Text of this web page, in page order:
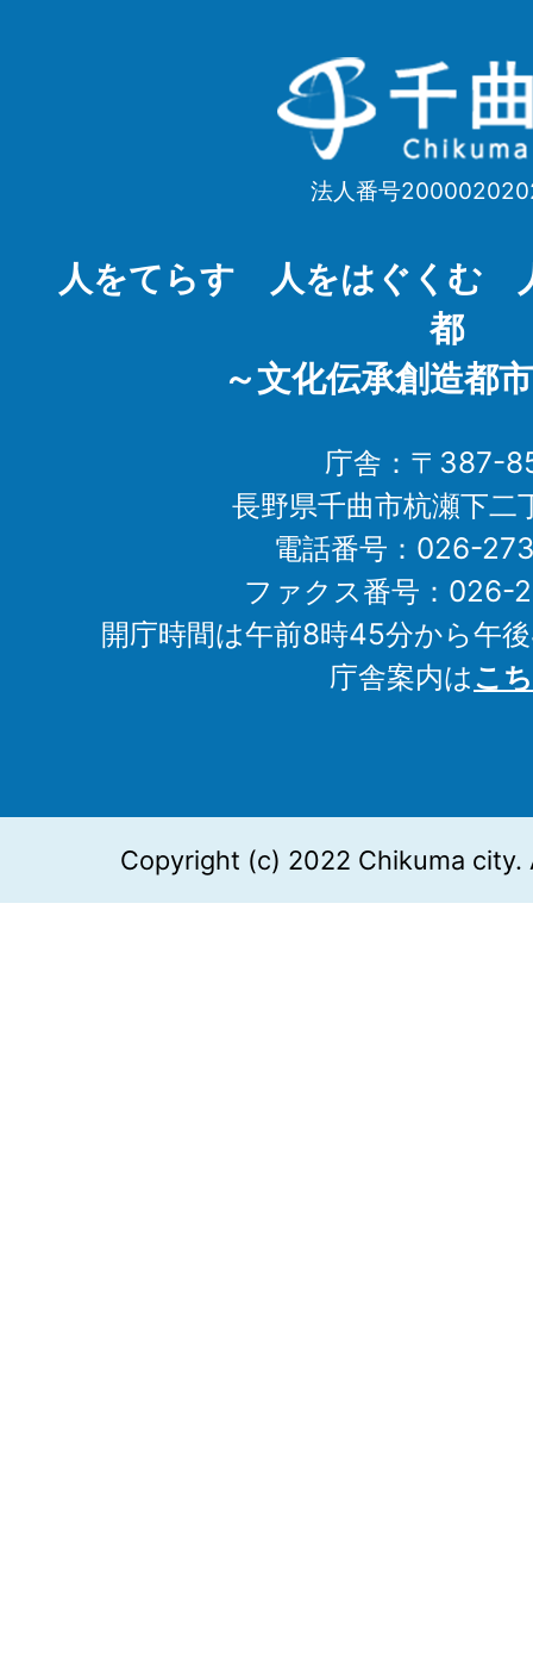
千
曲
Chikuma
法人番号
人をてらす 人をはぐくむ
都
～文化伝承創造都
庁舎：〒387-
長野県千曲市杭瀬下二
電話番号：026-
ファクス番号：026-
開庁時間は午前8時45分から午
庁舎案内はこ
Copyright (c) 2022 Chikuma city.